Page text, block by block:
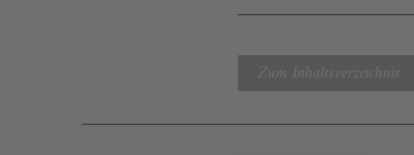
Zum Inhaltsverzeichnis